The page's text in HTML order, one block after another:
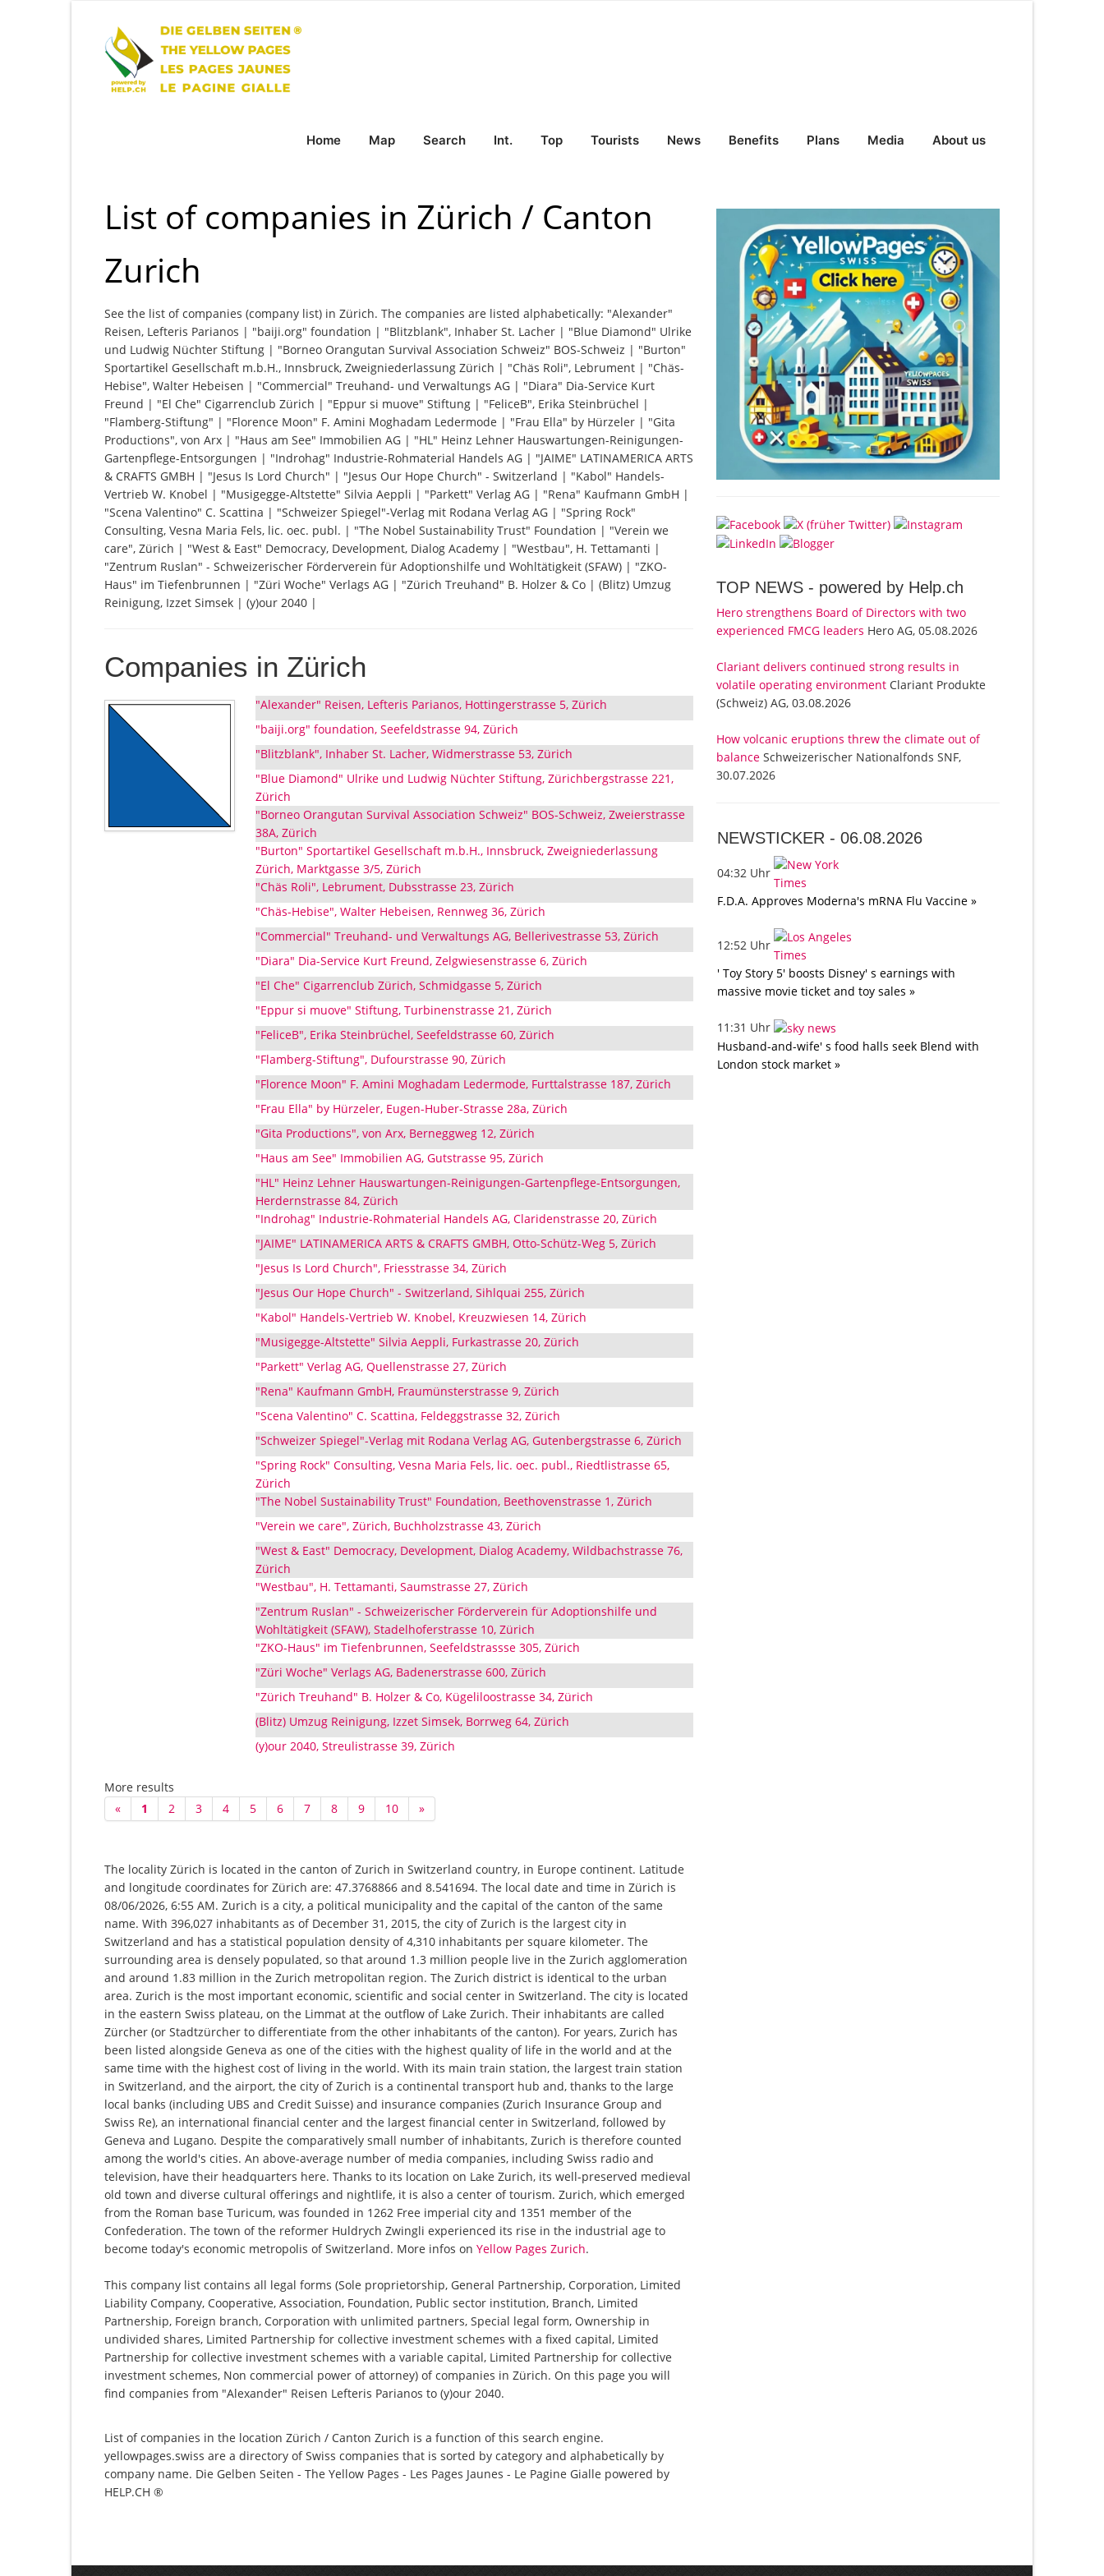
Home Map Search Int. Top Tourists News Benefits Plans Media About us
List of companies in Zürich / Canton
Zurich
See the list of companies (company list) in Zürich. The companies are listed alphabetically: "Alexander"
Reisen, Lefteris Parianos | "baiji.org" foundation | "Blitzblank", Inhaber St. Lacher | "Blue Diamond" Ulrike
und Ludwig Nüchter Stiftung | "Borneo Orangutan Survival Association Schweiz" BOS-Schweiz | "Burton"
Sportartikel Gesellschaft m.b.H., Innsbruck, Zweigniederlassung Zürich | "Chäs Roli", Lebrument | "Chäs-
Hebise", Walter Hebeisen | "Commercial" Treuhand- und Verwaltungs AG | "Diara" Dia-Service Kurt
Freund | "El Che" Cigarrenclub Zürich | "Eppur si muove" Stiftung | "FeliceB", Erika Steinbrüchel |
"Flamberg-Stiftung" | "Florence Moon" F. Amini Moghadam Ledermode | "Frau Ella" by Hürzeler | "Gita
Productions", von Arx | "Haus am See" Immobilien AG | "HL" Heinz Lehner Hauswartungen-Reinigungen-
Gartenpflege-Entsorgungen | "Indrohag" Industrie-Rohmaterial Handels AG | "JAIME" LATINAMERICA ARTS
& CRAFTS GMBH | "Jesus Is Lord Church" | "Jesus Our Hope Church" - Switzerland | "Kabol" Handels-
Vertrieb W. Knobel | "Musigegge-Altstette" Silvia Aeppli | "Parkett" Verlag AG | "Rena" Kaufmann GmbH |
"Scena Valentino" C. Scattina | "Schweizer Spiegel"-Verlag mit Rodana Verlag AG | "Spring Rock"
Consulting, Vesna Maria Fels, lic. oec. publ. | "The Nobel Sustainability Trust" Foundation | "Verein we
care", Zürich | "West & East" Democracy, Development, Dialog Academy | "Westbau", H. Tettamanti |
"Zentrum Ruslan" - Schweizerischer Förderverein für Adoptionshilfe und Wohltätigkeit (SFAW) | "ZKO-
Haus" im Tiefenbrunnen | "Züri Woche" Verlags AG | "Zürich Treuhand" B. Holzer & Co | (Blitz) Umzug
Reinigung, Izzet Simsek | (y)our 2040 |
Companies in Zürich
"Alexander" Reisen, Lefteris Parianos, Hottingerstrasse 5, Zürich
"baiji.org" foundation, Seefeldstrasse 94, Zürich
"Blitzblank", Inhaber St. Lacher, Widmerstrasse 53, Zürich
"Blue Diamond" Ulrike und Ludwig Nüchter Stiftung, Zürichbergstrasse 221,
Zürich
"Borneo Orangutan Survival Association Schweiz" BOS-Schweiz, Zweierstrasse
38A, Zürich
"Burton" Sportartikel Gesellschaft m.b.H., Innsbruck, Zweigniederlassung
Zürich, Marktgasse 3/5, Zürich
"Chäs Roli", Lebrument, Dubsstrasse 23, Zürich
"Chäs-Hebise", Walter Hebeisen, Rennweg 36, Zürich
"Commercial" Treuhand- und Verwaltungs AG, Bellerivestrasse 53, Zürich
"Diara" Dia-Service Kurt Freund, Zelgwiesenstrasse 6, Zürich
"El Che" Cigarrenclub Zürich, Schmidgasse 5, Zürich
"Eppur si muove" Stiftung, Turbinenstrasse 21, Zürich
"FeliceB", Erika Steinbrüchel, Seefeldstrasse 60, Zürich
"Flamberg-Stiftung", Dufourstrasse 90, Zürich
"Florence Moon" F. Amini Moghadam Ledermode, Furttalstrasse 187, Zürich
"Frau Ella" by Hürzeler, Eugen-Huber-Strasse 28a, Zürich
"Gita Productions", von Arx, Berneggweg 12, Zürich
"Haus am See" Immobilien AG, Gutstrasse 95, Zürich
"HL" Heinz Lehner Hauswartungen-Reinigungen-Gartenpflege-Entsorgungen,
Herdernstrasse 84, Zürich
"Indrohag" Industrie-Rohmaterial Handels AG, Claridenstrasse 20, Zürich
"JAIME" LATINAMERICA ARTS & CRAFTS GMBH, Otto-Schütz-Weg 5, Zürich
"Jesus Is Lord Church", Friesstrasse 34, Zürich
"Jesus Our Hope Church" - Switzerland, Sihlquai 255, Zürich
"Kabol" Handels-Vertrieb W. Knobel, Kreuzwiesen 14, Zürich
"Musigegge-Altstette" Silvia Aeppli, Furkastrasse 20, Zürich
"Parkett" Verlag AG, Quellenstrasse 27, Zürich
"Rena" Kaufmann GmbH, Fraumünsterstrasse 9, Zürich
"Scena Valentino" C. Scattina, Feldeggstrasse 32, Zürich
"Schweizer Spiegel"-Verlag mit Rodana Verlag AG, Gutenbergstrasse 6, Zürich
"Spring Rock" Consulting, Vesna Maria Fels, lic. oec. publ., Riedtlistrasse 65,
Zürich
"The Nobel Sustainability Trust" Foundation, Beethovenstrasse 1, Zürich
"Verein we care", Zürich, Buchholzstrasse 43, Zürich
"West & East" Democracy, Development, Dialog Academy, Wildbachstrasse 76,
Zürich
"Westbau", H. Tettamanti, Saumstrasse 27, Zürich
"Zentrum Ruslan" - Schweizerischer Förderverein für Adoptionshilfe und
Wohltätigkeit (SFAW), Stadelhoferstrasse 10, Zürich
"ZKO-Haus" im Tiefenbrunnen, Seefeldstrassse 305, Zürich
"Züri Woche" Verlags AG, Badenerstrasse 600, Zürich
"Zürich Treuhand" B. Holzer & Co, Kügeliloostrasse 34, Zürich
(Blitz) Umzug Reinigung, Izzet Simsek, Borrweg 64, Zürich
(y)our 2040, Streulistrasse 39, Zürich
More results
«
1 2 3 4 5 6 7 8 9 10 »
The locality Zürich is located in the canton of Zurich in Switzerland country, in Europe continent. Latitude
and longitude coordinates for Zürich are: 47.3768866 and 8.541694. The local date and time in Zürich is
08/06/2026, 6:55 AM. Zurich is a city, a political municipality and the capital of the canton of the same
name. With 396,027 inhabitants as of December 31, 2015, the city of Zurich is the largest city in
Switzerland and has a statistical population density of 4,310 inhabitants per square kilometer. The
surrounding area is densely populated, so that around 1.3 million people live in the Zurich agglomeration
and around 1.83 million in the Zurich metropolitan region. The Zurich district is identical to the urban
area. Zurich is the most important economic, scientific and social center in Switzerland. The city is located
in the eastern Swiss plateau, on the Limmat at the outflow of Lake Zurich. Their inhabitants are called
Zürcher (or Stadtzürcher to differentiate from the other inhabitants of the canton). For years, Zurich has
been listed alongside Geneva as one of the cities with the highest quality of life in the world and at the
same time with the highest cost of living in the world. With its main train station, the largest train station
in Switzerland, and the airport, the city of Zurich is a continental transport hub and, thanks to the large
local banks (including UBS and Credit Suisse) and insurance companies (Zurich Insurance Group and
Swiss Re), an international financial center and the largest financial center in Switzerland, followed by
Geneva and Lugano. Despite the comparatively small number of inhabitants, Zurich is therefore counted
among the world's cities. An above-average number of media companies, including Swiss radio and
television, have their headquarters here. Thanks to its location on Lake Zurich, its well-preserved medieval
old town and diverse cultural offerings and nightlife, it is also a center of tourism. Zurich, which emerged
from the Roman base Turicum, was founded in 1262 Free imperial city and 1351 member of the
Confederation. The town of the reformer Huldrych Zwingli experienced its rise in the industrial age to
become today's economic metropolis of Switzerland. More infos on Yellow Pages Zurich.
This company list contains all legal forms (Sole proprietorship, General Partnership, Corporation, Limited
Liability Company, Cooperative, Association, Foundation, Public sector institution, Branch, Limited
Partnership, Foreign branch, Corporation with unlimited partners, Special legal form, Ownership in
undivided shares, Limited Partnership for collective investment schemes with a fixed capital, Limited
Partnership for collective investment schemes with a variable capital, Limited Partnership for collective
investment schemes, Non commercial power of attorney) of companies in Zürich. On this page you will
find companies from "Alexander" Reisen Lefteris Parianos to (y)our 2040.
List of companies in the location Zürich / Canton Zurich is a function of this search engine.
yellowpages.swiss are a directory of Swiss companies that is sorted by category and alphabetically by
company name. Die Gelben Seiten - The Yellow Pages - Les Pages Jaunes - Le Pagine Gialle powered by
HELP.CH ®
TOP NEWS - powered by Help.ch
Hero strengthens Board of Directors with two
experienced FMCG leaders Hero AG, 05.08.2026
Clariant delivers continued strong results in
volatile operating environment Clariant Produkte
(Schweiz) AG, 03.08.2026
How volcanic eruptions threw the climate out of
balance Schweizerischer Nationalfonds SNF,
30.07.2026
NEWSTICKER -06.08.2026
04:32 Uhr
F.D.A. Approves Moderna's mRNA Flu Vaccine »
12:52 Uhr
' Toy Story 5' boosts Disney' s earnings with
massive movie ticket and toy sales »
11:31 Uhr
Husband-and-wife' s food halls seek Blend with
London stock market »